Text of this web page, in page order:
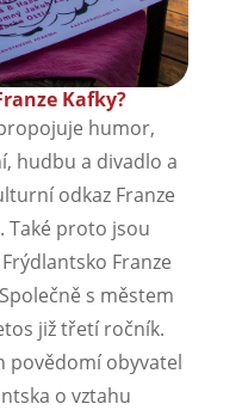
Kafky?
humor,
hudbu a divadlo a
odkaz Franze
Také proto jsou
Franze
s městem
již třetí ročník.
povědomí obyvatel
o vztahu